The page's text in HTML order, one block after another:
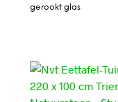
gerookt glas